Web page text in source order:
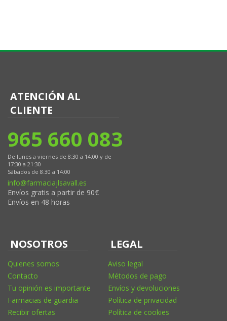
ATENCIÓN AL
CLIENTE
965 660 083
De lunes a viernes de 8:30 a 14:00 y de
17:30 a 21:30
Sábados de 8:30 a 14:00
info@farmaciajlsavall.es
Envíos gratis a partir de 90€
Envíos en 48 horas
NOSOTROS
Quienes somos
Contacto
Tu opinión es importante
Farmacias de guardia
Recibir ofertas
LEGAL
Aviso legal
Métodos de pago
Envíos y devoluciones
Política de privacidad
Política de cookies